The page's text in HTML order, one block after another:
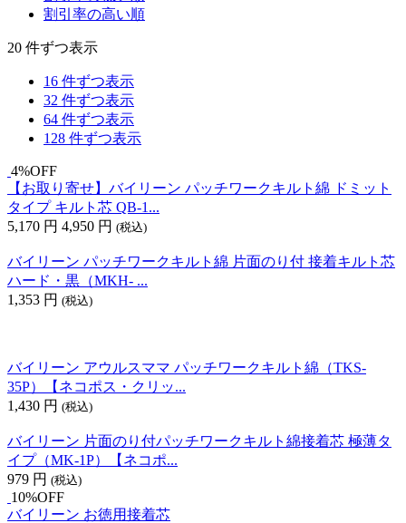
割引率の高い順
20 件ずつ表示
16 件ずつ表示
32 件ずつ表示
64 件ずつ表示
128 件ずつ表示
4%OFF
【お取り寄せ】バイリーン パッチワークキルト綿 ドミット
タイプ キルト芯 QB-1...
5,170 円 4,950 円 (税込)
バイリーン パッチワークキルト綿 片面のり付 接着キルト芯
ハード・黒（MKH- ...
1,353 円 (税込)
バイリーン アウルスママ パッチワークキルト綿（TKS-
35P）【ネコポス・クリッ...
1,430 円 (税込)
バイリーン 片面のり付パッチワークキルト綿接着芯 極薄タ
イプ（MK-1P）【ネコポ...
979 円 (税込)
10%OFF
バイリーン お徳用接着芯